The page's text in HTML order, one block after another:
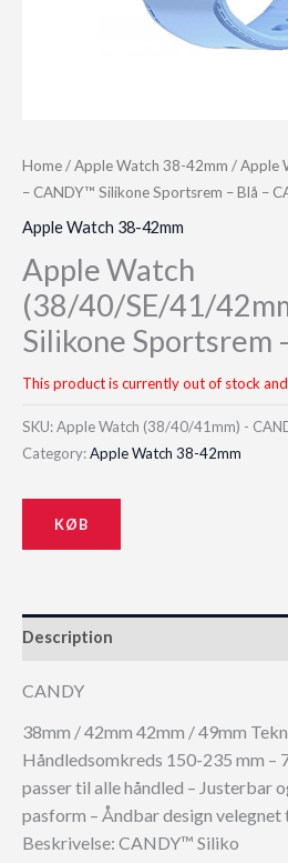
Home/Apple Watch 38-42mm / Apple
– CANDY™ Silikone Sportsrem – Blå –
Apple Watch 38-42mm
Apple Watch
(38/40/SE/41/
Silikone Sportsrem
This product is currently out of stock
SKU:Apple Watch (38/40/41mm) -
Category:Apple Watch 38-42mm
KØB
Description
CANDY
38mm / 42mm 42mm / 49mm
Håndledsomkreds 150-235 mm –
passer til alle håndled – Justerbar
pasform – Åndbar design
Beskrivelse: CANDY™ Siliko